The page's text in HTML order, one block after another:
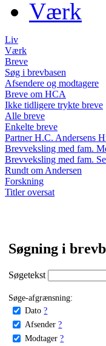
Værk
Liv
Værk
Breve
Søg i brevbasen
Afsendere og modtagere
Breve om HCA
Ikke tidligere trykte breve
Alle breve
Enkelte breve
Partner H.C. Andersens
Brevveksling med fam.
Brevveksling med fam.
Rundt om Andersen
Forskning
Titler oversat
Søgning i
Søgetekst
Søge-afgrænsning:
Dato ?
Afsender ?
Modtager ?